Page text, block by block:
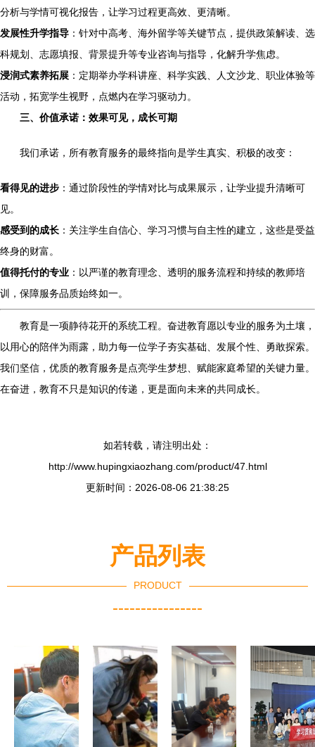
分析与学情可视化报告，让学习过程更高效、更清晰。
发展性升学指导 ：针对中高考、海外留学等关键节点，提供政策解读、选
科规划、志愿填报、背景提升等专业咨询与指导，化解升学焦虑。
浸润式素养拓展 ：定期举办学科讲座、科学实践、人文沙龙、职业体验等
活动，拓宽学生视野，点燃内在学习驱动力。
三、价值承诺：效果可见，成长可期
我们承诺，所有教育服务的最终指向是学生真实、积极的改变：
看得见的进步 ：通过阶段性的学情对比与成果展示，让学业提升清晰可
见。
感受到的成长 ：关注学生自信心、学习习惯与自主性的建立，这些是受益
终身的财富。
值得托付的专业 ：以严谨的教育理念、透明的服务流程和持续的教师培
训，保障服务品质始终如一。
教育是一项静待花开的系统工程。奋进教育愿以专业的服务为土壤，
以用心的陪伴为雨露，助力每一位学子夯实基础、发展个性、勇敢探索。
我们坚信，优质的教育服务是点亮学生梦想、赋能家庭希望的关键力量。
在奋进，教育不只是知识的传递，更是面向未来的共同成长。
如若转载，请注明出处：
http://www.hupingxiaozhang.com/product/47.html
更新时间：2026-08-06 21:38:25
产品列表
PRODUCT
----------------